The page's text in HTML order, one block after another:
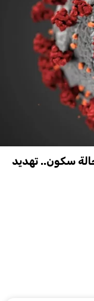
سكون.. تهديد